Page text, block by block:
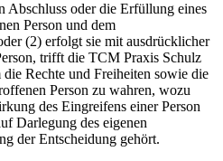
Abschluss oder die Erfüllung eines
Person und dem
(2) erfolgt sie mit ausdrücklicher
trifft die TCM Praxis Schulz
die Rechte und Freiheiten sowie die
Person zu wahren, wozu
des Eingreifens einer Person
Darlegung des eigenen
der Entscheidung gehört.